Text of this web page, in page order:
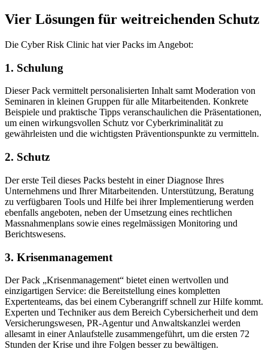
Vier Lösungen für weitreichenden Schutz
Die Cyber Risk Clinic hat vier Packs im Angebot:
1. Schulung
Dieser Pack vermittelt personalisierten Inhalt samt Moderation von
Seminaren in kleinen Gruppen für alle Mitarbeitenden. Konkrete
Beispiele und praktische Tipps veranschaulichen die Präsentationen,
um einen wirkungsvollen Schutz vor Cyberkriminalität zu
gewährleisten und die wichtigsten Präventionspunkte zu vermitteln.
2. Schutz
Der erste Teil dieses Packs besteht in einer Diagnose Ihres
Unternehmens und Ihrer Mitarbeitenden. Unterstützung, Beratung
zu verfügbaren Tools und Hilfe bei ihrer Implementierung werden
ebenfalls angeboten, neben der Umsetzung eines rechtlichen
Massnahmenplans sowie eines regelmässigen Monitoring und
Berichtswesens.
3. Krisenmanagement
Der Pack „Krisenmanagement“ bietet einen wertvollen und
einzigartigen Service: die Bereitstellung eines kompletten
Expertenteams, das bei einem Cyberangriff schnell zur Hilfe kommt.
Experten und Techniker aus dem Bereich Cybersicherheit und dem
Versicherungswesen, PR-Agentur und Anwaltskanzlei werden
allesamt in einer Anlaufstelle zusammengeführt, um die ersten 72
Stunden der Krise und ihre Folgen besser zu bewältigen.